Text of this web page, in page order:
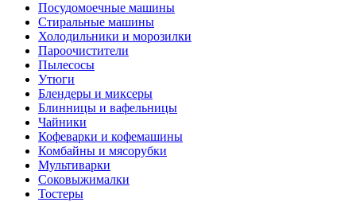
Посудомоечные машины
Стиральные машины
Холодильники и морозилки
Пароочистители
Пылесосы
Утюги
Блендеры и миксеры
Блинницы и вафельницы
Чайники
Кофеварки и кофемашины
Комбайны и мясорубки
Мультиварки
Соковыжималки
Тостеры